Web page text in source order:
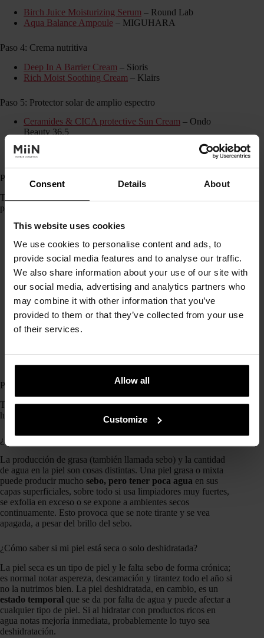
Consent Details About
This website uses cookies
We use cookies to personalise content and ads, to
provide social media features and to analyse our traffic.
We also share information about your use of our site with
our social media, advertising and analytics partners who
may combine it with other information that you’ve
provided to them or that they’ve collected from your use
of their services.
Allow all
Customize
Birch Juice Moisturizing Serum – Round Lab
Aqua Balance Ampoule – MIGUHARA
Paso 4: Crema nutritiva
Deep In A Barrier Cream – Sioris
Rich Moist Soothing Cream – Klairs
Paso 5: Protector solar de amplio espectro
Ceramides & CICA protective Sun Cream – Ondo
Beauty 36.5
UV Defense Moist Cream SPF50+ PA++++
– By
Wishtrend
Productos recomendados de MiiN Cosmetics
Te proponemos más opciones de cosméticos coreanos top para
piel deshidratada.
Cleansing Gel Be Clean Be Moist– Huxley
Rice And Shine Hyaluronic Acid Essence Toner
Meisani
Hyalucollagen Essence Mist Origin– MIGUHARA
Hyaluronic Acid & Algae Moisture Boosting Mask–
Ondo Beauty 36.5
Cicaluronic Water Fit Mask– Mizon
Hydro Plump Treatment Essence – Dr.Jart+
Hydro Boost Serum
Preguntas frecuentes sobre piel deshidratada
Terminamos con las preguntas más frecuentes que nos soléis
hacer sobre piel deshidratada.
¿Por qué mi piel está deshidratada si es grasa o mixta?
La producción de grasa (también llamada sebo) y la cantidad
de agua en la piel son cosas distintas. Una piel grasa o mixta
puede producir mucho sebo, pero tener poca agua en sus
capas superficiales, sobre todo si usa limpiadores muy fuertes,
se exfolia en exceso o se expone a ambientes secos
continuamente. Esto provoca que se note tirante y se vea
apagada, a pesar del brillo del sebo.
¿Cómo saber si mi piel está seca o solo deshidratada?
La piel seca es un tipo de piel y le falta sebo de forma crónica;
es normal notar aspereza, descamación y tirantez todo el año si
no la nutrimos bien. La piel deshidratada, en cambio, es un
estado temporal que se da por falta de agua y puede afectar a
cualquier tipo de piel. Si al hidratar con productos ricos en
agua notas mejoría inmediata, probablemente lo tuyo sea
deshidratación.